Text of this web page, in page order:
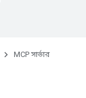
MCP সার্ভার